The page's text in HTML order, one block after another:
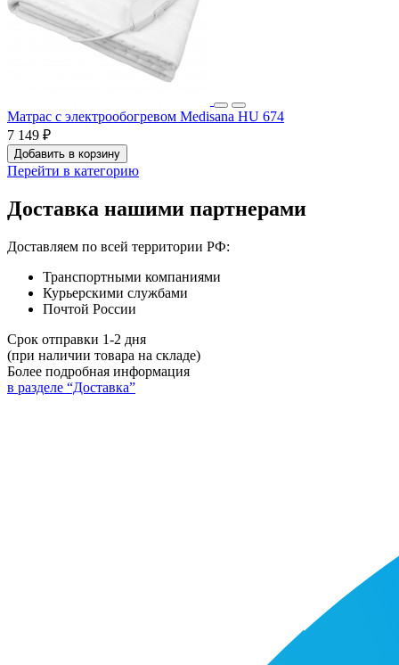
Матрас с электрообогревом Medisana HU 674
7 149 ₽
Добавить в корзину
Перейти в категорию
Доставка нашими партнерами
Доставляем по всей территории РФ:
Транспортными компаниями
Курьерскими службами
Почтой России
Срок отправки 1-2 дня
(при наличии товара на складе)
Более подробная информация
в разделе “Доставка”